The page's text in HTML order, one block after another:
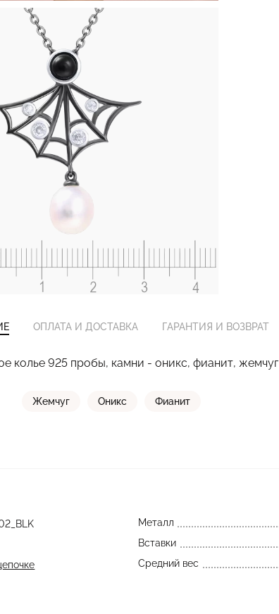
ОПЛАТА И ДОСТАВКА ГАРАНТИЯ И ВОЗВРАТ
колье 925 пробы, камни - оникс, фианит, жемчуг
Жемчуг Оникс Фианит
Металл
Вставки
Средний вес